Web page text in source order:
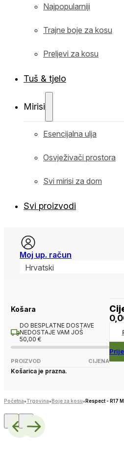
Najpopularniji
Trajne boje za kosu
Preljevi za kosu
Tuš & tjelo
Mirisi
Esencijalna ulja
Osvježivači prostora
Svi mirisi za dom
Svi proizvodi
Moj up. račun
Hrvatski
Košara
DO BESPLATNE DOSTAVE
NEDOSTAJE VAM JOŠ
50,00 €
PROIZVOD CIJENA
Košarica je prazna.
Početna Trgovina Boje za kosu Respect - R17